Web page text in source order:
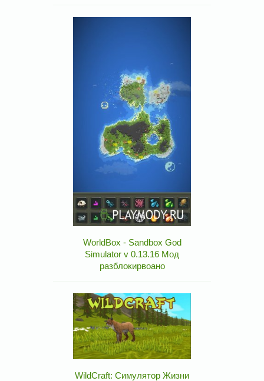
WorldBox - Sandbox God
Simulator v 0.13.16 Мод
разблокирвоано
WildCraft: Симулятор Жизни